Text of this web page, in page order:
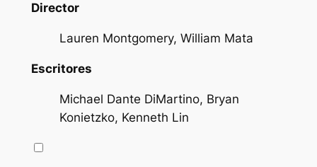
Director
Lauren Montgomery, William Mata
Escritores
Michael Dante DiMartino, Bryan
Konietzko, Kenneth Lin